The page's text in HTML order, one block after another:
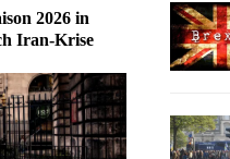
2026 in
Iran-Krise